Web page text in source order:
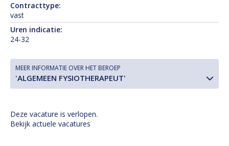
Contracttype:
vast
Uren indicatie:
24-32
MEER INFORMATIE OVER HET BEROEP
'ALGEMEEN FYSIOTHERAPEUT'
Deze vacature is verlopen.
Bekijk actuele vacatures